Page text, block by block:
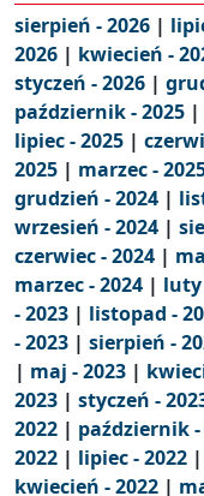
sierpień - 2026 |
2026 | kwiecień -
styczeń - 2026 |
październik - 2025 |
lipiec - 2025 |
2025 | marzec -
grudzień - 2024 |
wrzesień - 2024 |
czerwiec - 2024 |
marzec - 2024 | luty
- 2023 | listopad -
- 2023 | sierpień -
| maj - 2023 |
2023 | styczeń -
2022 | październik -
2022 | lipiec - 2022 |
kwiecień - 2022 |